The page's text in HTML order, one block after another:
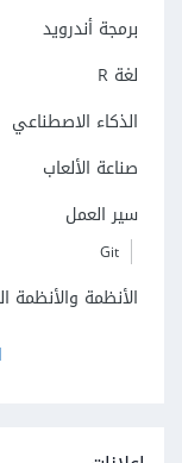
برمجة أندرويد
لغة R
الذكاء الاصطناعي
صناعة الألعاب
سير العمل
Git
الأنظمة والأنظمة